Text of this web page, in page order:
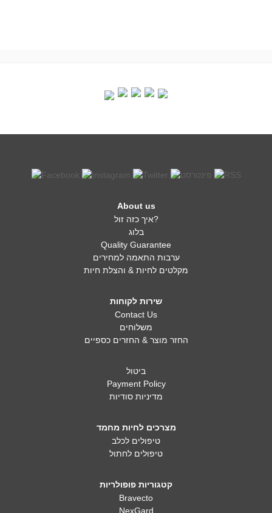
About us
איך כזה זול?
בלוג
Quality Guarantee
ערבות התאמה למחירים
מקלטים לחיות & והצלת חיות
שירות לקוחות
Contact Us
משלוחים
החזר מוצר & החזרים כספיים
ביטול
Payment Policy
מדיניות סודיות
מצרכים לחיות מחמד
טיפולים לכלב
טיפולים לחתול
קטגוריות פופולריות
Bravecto
NexGard